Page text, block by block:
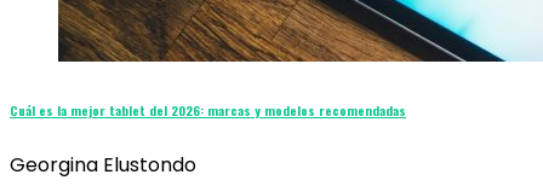
Cuál es la mejor tablet del 2026: marcas y modelos recomendadas
Georgina Elustondo